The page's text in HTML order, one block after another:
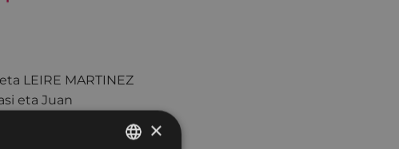
LEIRE MARTINEZ
eta Juan
ekainaren 21eko
×